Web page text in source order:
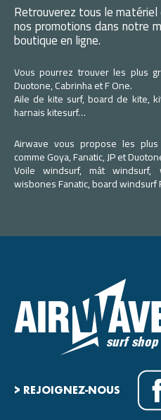
Retrouverez tous le
nos promotions dans notre
boutique en ligne.
Vous pourrez trouver les plus
Duotone, Cabrinha et F One.
Aile de kite surf, board de kite,
harnais kitesurf…
Airwave vous propose les
comme Goya, Fanatic, JP et
Voile windsurf, mât windsurf,
wisbones Fanatic, board windsurf
> REJOIGNEZ-NOUS